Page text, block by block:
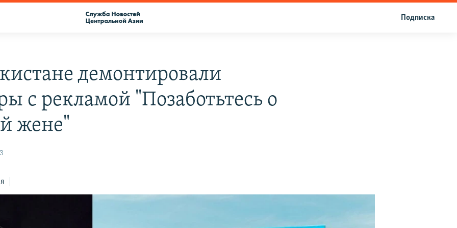
Подписка
демонтировали
с рекламой "Позаботьтесь о
жене"